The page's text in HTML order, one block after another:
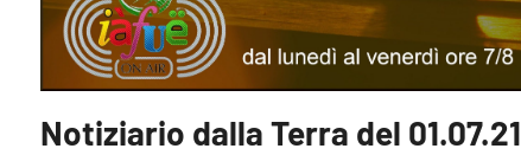
Notiziario dalla Terra del 01.07.21